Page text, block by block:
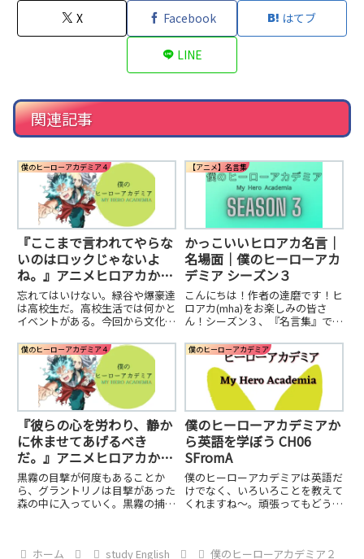
X Facebook はてブ
LINE
関連記事
僕のヒーローアカデミア４
『ここまで言われてやらな
いのはロックじゃないよ
ね。』アニメヒロアカから
英語の勉強。SFromA –
18【ヒロアカ４】
忘れてはいけない。緑谷や爆豪達
は高校生だ。高校生活では何かと
イベントがある。今回から文化祭
ィラン連合から攻撃を受けている
ので忘れがちだが、ヒーロー科以
外にもクラスはあり、その人たち
が主役の学校行事が文化祭だ。
【アニメ】名言集
かっこいいヒロアカ名言｜
名場面｜僕のヒーローアカ
デミア シーズン３
こんにちは！作者の達磨です！ヒ
ロアカ(mha)をお楽しみの皆さ
ん！シーズン３、『名言集』で
話ごとに出てきた言葉から英語を
学べるよう作られています。
僕のヒーローアカデミア４
『彼らの心を労わり、静か
に休ませてあげるべき
だ。』アニメヒロアカから
英語の勉強。SFromA –
15【ヒロアカ４】
黒霧の目撃が何度もあることか
ら、グラントリノは目撃があった
森の中に入っていく。黒霧の捕獲
「ギガントマキア」がいたのだ。
僕のヒーローアカデミア
僕のヒーローアカデミアか
ら英語を学ぼう CH06
SFromA
僕のヒーローアカデミアは英語だ
けでなく、いろいろことを教えて
くれますね〜。頑張ってもどうに
ホーム
study English 僕のヒーローアカデミア２